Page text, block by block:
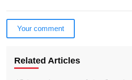
Your comment
Related Articles